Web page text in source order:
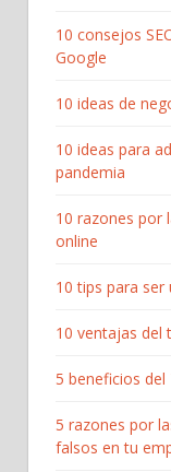
10 consejos
Google
10 ideas de
10 ideas para
pandemia
10 razones por
online
10 tips para
10 ventajas del
5 beneficios
5 razones por
falsos en tu